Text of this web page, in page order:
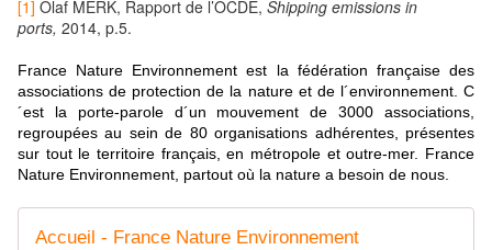
[1] Olaf MERK, Rapport de l’OCDE, Shipping emissions in
ports, 2014, p.5.
France Nature Environnement est la fédération française des
associations de protection de la nature et de l´environnement. C
´est la porte-parole d´un mouvement de 3000 associations,
regroupées au sein de 80 organisations adhérentes, présentes
sur tout le territoire français, en métropole et outre-mer. France
Nature Environnement, partout où la nature a besoin de nous.
Accueil - France Nature Environnement